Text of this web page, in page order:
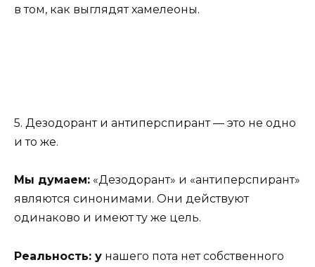
в том, как выглядят хамелеоны.
5. Дезодорант и антиперспирант — это не одно
и то же.
Мы думаем: «Дезодорант» и «антиперспирант»
являются синонимами. Они действуют
одинаково и имеют ту же цель.
Реальность: у нашего пота нет собственного